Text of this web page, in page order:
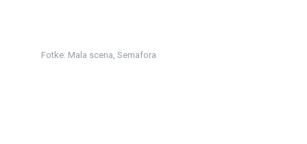
Fotke: Mala scena, Semafora